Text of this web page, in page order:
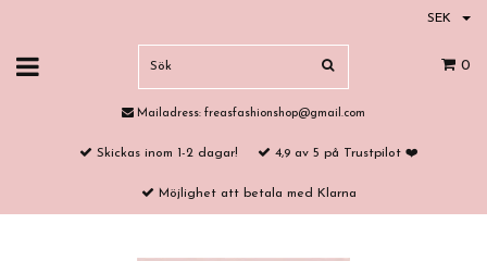
SEK
0
Mailadress: freasfashionshop@gmail.com
Skickas inom 1-2 dagar! 4,9 av 5 på Trustpilot ❤️
Möjlighet att betala med Klarna